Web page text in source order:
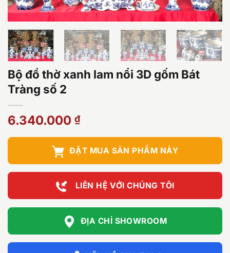
Bộ đồ thờ xanh lam nổi 3D gốm Bát
Tràng số 2
6.340.000 ₫
ĐẶT MUA SẢN PHẨM NÀY
LIÊN HỆ VỚI CHÚNG TÔI
ĐỊA CHỈ SHOWROOM